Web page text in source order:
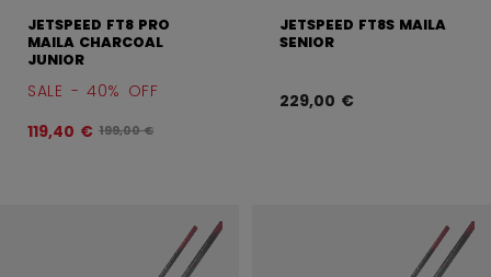
JETSPEED FT8 PRO
MAILA CHARCOAL
JUNIOR
SALE - 40% OFF
119,40 € Alkuperäinen hinta ennen alennusta oli
199,00 €
JETSPEED FT8S MAILA
SENIOR
229,00 €